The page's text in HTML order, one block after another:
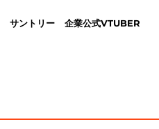
サントリー
企業公式VTUBER